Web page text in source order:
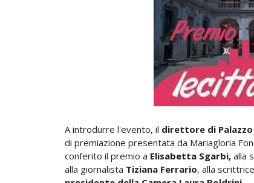
A introdurre l'evento, il direttore di
di premiazione presentata da Mariagloria
conferito il premio a Elisabetta Sgarbi, alla
alla giornalista Tiziana Ferrario, alla